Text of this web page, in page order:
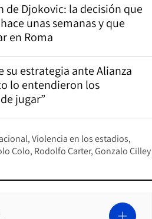
de Djokovic: la decisión que
unas semanas y que
en Roma
estrategia ante Alianza
lo entendieron los
jugar”
Violencia en los estadios
Colo Rodolfo Carter Gonzalo Cilley